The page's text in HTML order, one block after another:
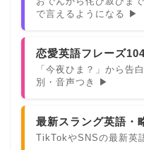
で言えるようになる ▶
恋愛英語フレーズ
「今夜ひま？」から告
別・音声つき ▶
最新スラング英語・
TikTokやSNSの最新英